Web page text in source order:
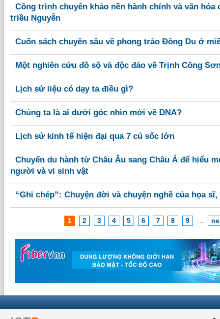
Công trình chuyên khảo nền hành chính và văn
triều Nguyễn
Cuốn sách chuyên sâu về phong trào Đông Du ở
Một nghiên cứu đồ sộ và độc đáo về Trịnh Công
Lịch sử liệu có dạy ta điều gì?
Chúng ta là ai dưới góc nhìn mới về DNA?
Lịch sử kinh tế hiện đại qua 7 cú sốc lớn
Chuyến du hành từ Châu Âu sang Châu Á để hiểu
người và vi sinh vật
“Ghi chép”: Chuyện đời và chuyện nghề của họa
1 2 3 4 5 6 7 8 9